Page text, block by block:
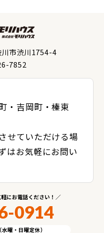
市渋川1754-4
7852
・吉岡町・榛東
せていただける場
はお気軽にお問い
にお電話ください！
0914
曜・日曜定休）